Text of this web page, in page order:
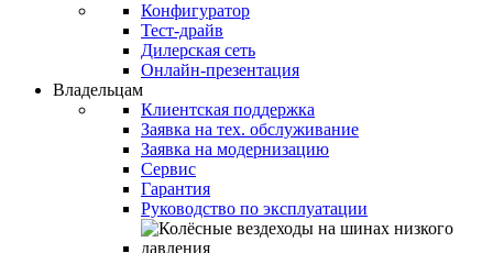
Конфигуратор
Тест-драйв
Дилерская сеть
Онлайн-презентация
Владельцам
Клиентская поддержка
Заявка на тех. обслуживание
Заявка на модернизацию
Сервис
Гарантия
Руководство по эксплуатации